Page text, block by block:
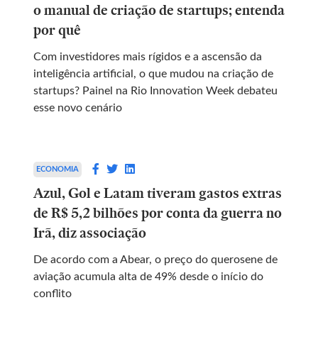
o manual de criação de startups; entenda
por quê
Com investidores mais rígidos e a ascensão da
inteligência artificial, o que mudou na criação de
startups? Painel na Rio Innovation Week debateu
esse novo cenário
ECONOMIA
Azul, Gol e Latam tiveram gastos extras
de R$ 5,2 bilhões por conta da guerra no
Irã, diz associação
De acordo com a Abear, o preço do querosene de
aviação acumula alta de 49% desde o início do
conflito